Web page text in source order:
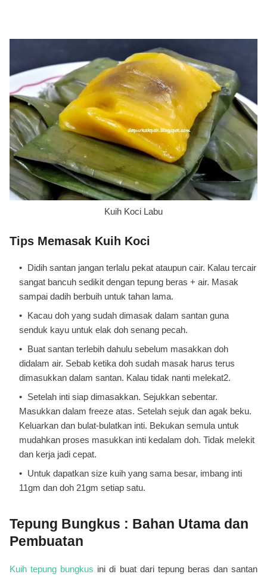
Kuih Koci Labu
Tips Memasak Kuih Koci
Didih santan jangan terlalu pekat ataupun cair. Kalau tercair
sangat bancuh sedikit dengan tepung beras + air. Masak
sampai dadih berbuih untuk tahan lama.
Kacau doh yang sudah dimasak dalam santan guna
senduk kayu untuk elak doh senang pecah.
Buat santan terlebih dahulu sebelum masakkan doh
didalam air. Sebab ketika doh sudah masak harus terus
dimasukkan dalam santan. Kalau tidak nanti melekat2.
Setelah inti siap dimasakkan. Sejukkan sebentar.
Masukkan dalam freeze atas. Setelah sejuk dan agak beku.
Keluarkan dan bulat-bulatkan inti. Bekukan semula untuk
mudahkan proses masukkan inti kedalam doh. Tidak melekit
dan kerja jadi cepat.
Untuk dapatkan size kuih yang sama besar, imbang inti
11gm dan doh 21gm setiap satu.
Tepung Bungkus : Bahan Utama dan
Pembuatan
Kuih tepung bungkus ini di buat dari tepung beras dan santan